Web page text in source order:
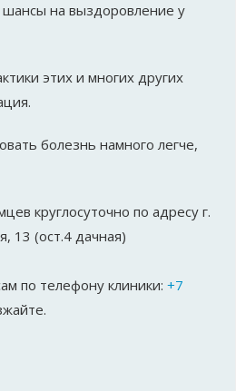
на выздоровление у
этих и многих других
болезнь намного легче,
круглосуточно по адресу г.
13 (ост.4 дачная)
по телефону клиники: +7